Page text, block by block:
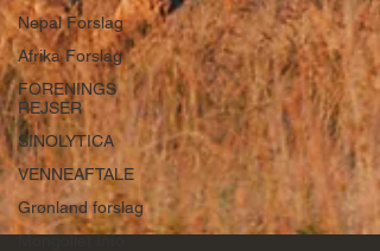
Nepal Forslag
Afrika Forslag
FORENINGS
REJSER
SINOLYTICA
VENNEAFTALE
Grønland forslag
Mongoliet Info